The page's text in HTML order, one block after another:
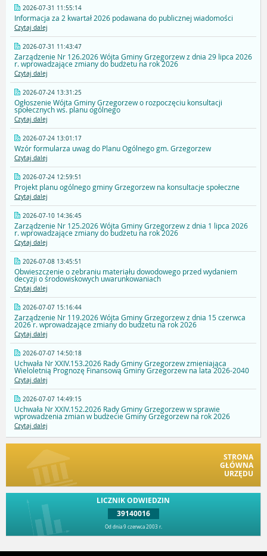
2026-07-31 11:55:14
Informacja za 2 kwartał 2026 podawana do publicznej wiadomości
Czytaj dalej
2026-07-31 11:43:47
Zarządzenie Nr 126.2026 Wójta Gminy Grzegorzew z dnia 29 lipca 2026
r. wprowadzające zmiany do budżetu na rok 2026
Czytaj dalej
2026-07-24 13:31:25
Ogłoszenie Wójta Gminy Grzegorzew o rozpoczęciu konsultacji
społecznych ws. planu ogólnego
Czytaj dalej
2026-07-24 13:01:17
Wzór formularza uwag do Planu Ogólnego gm. Grzegorzew
Czytaj dalej
2026-07-24 12:59:51
Projekt planu ogólnego gminy Grzegorzew na konsultacje społeczne
Czytaj dalej
2026-07-10 14:36:45
Zarządzenie Nr 125.2026 Wójta Gminy Grzegorzew z dnia 1 lipca 2026
r. wprowadzające zmiany do budżetu na rok 2026
Czytaj dalej
2026-07-08 13:45:51
Obwieszczenie o zebraniu materiału dowodowego przed wydaniem
decyzji o środowiskowych uwarunkowaniach
Czytaj dalej
2026-07-07 15:16:44
Zarządzenie Nr 119.2026 Wójta Gminy Grzegorzew z dnia 15 czerwca
2026 r. wprowadzające zmiany do budżetu na rok 2026
Czytaj dalej
2026-07-07 14:50:18
Uchwała Nr XXIV.153.2026 Rady Gminy Grzegorzew zmieniająca
Wieloletnią Prognozę Finansową Gminy Grzegorzew na lata 2026-2040
Czytaj dalej
2026-07-07 14:49:15
Uchwała Nr XXIV.152.2026 Rady Gminy Grzegorzew w sprawie
wprowadzenia zmian w budżecie Gminy Grzegorzew na rok 2026
Czytaj dalej
STRONA
GŁÓWNA
URZĘDU
LICZNIK ODWIEDZIN
39140016
Od dnia 9 czerwca 2003 r.